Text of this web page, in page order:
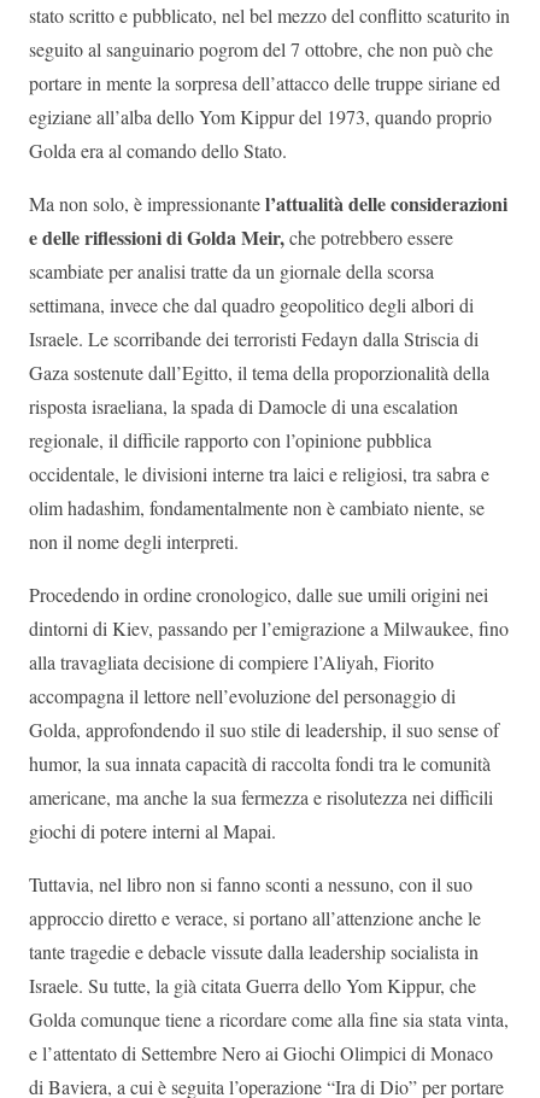
stato scritto e pubblicato, nel bel mezzo del conflitto scaturito in
seguito al sanguinario pogrom del 7 ottobre, che non può che
portare in mente la sorpresa dell’attacco delle truppe siriane ed
egiziane all’alba dello Yom Kippur del 1973, quando proprio
Golda era al comando dello Stato.
Ma non solo, è impressionantel’attualità delle considerazioni
e delle riflessioni di Golda Meir,che potrebbero essere
scambiate per analisi tratte da un giornale della scorsa
settimana, invece che dal quadro geopolitico degli albori di
Israele. Le scorribande dei terroristi Fedayn dalla Striscia di
Gaza sostenute dall’Egitto, il tema della proporzionalità della
risposta israeliana, la spada di Damocle di una escalation
regionale, il difficile rapporto con l’opinione pubblica
occidentale, le divisioni interne tra laici e religiosi, tra sabra e
olim hadashim, fondamentalmente non è cambiato niente, se
non il nome degli interpreti.
Procedendo in ordine cronologico, dalle sue umili origini nei
dintorni di Kiev, passando per l’emigrazione a Milwaukee, fino
alla travagliata decisione di compiere l’Aliyah, Fiorito
accompagna il lettore nell’evoluzione del personaggio di
Golda, approfondendo il suo stile di leadership, il suo sense of
humor, la sua innata capacità di raccolta fondi tra le comunità
americane, ma anche la sua fermezza e risolutezza nei difficili
giochi di potere interni al Mapai.
Tuttavia, nel libro non si fanno sconti a nessuno, con il suo
approccio diretto e verace, si portano all’attenzione anche le
tante tragedie e debacle vissute dalla leadership socialista in
Israele. Su tutte, la già citata Guerra dello Yom Kippur, che
Golda comunque tiene a ricordare come alla fine sia stata vinta,
e l’attentato di Settembre Nero ai Giochi Olimpici di Monaco
di Baviera, a cui è seguita l’operazione “Ira di Dio” per portare